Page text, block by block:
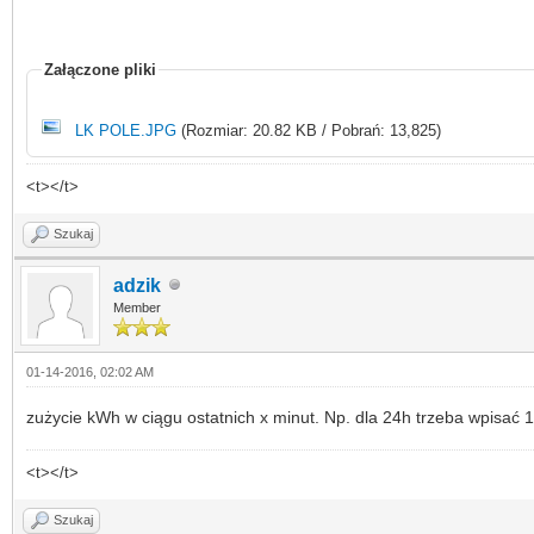
Załączone pliki
LK POLE.JPG (Rozmiar: 20.82 KB / Pobrań: 13,825)
<t></t>
Szukaj
adzik
Member
01-14-2016, 02:02 AM
zużycie kWh w ciągu ostatnich x minut. Np. dla 24h trzeba wpisać
<t></t>
Szukaj